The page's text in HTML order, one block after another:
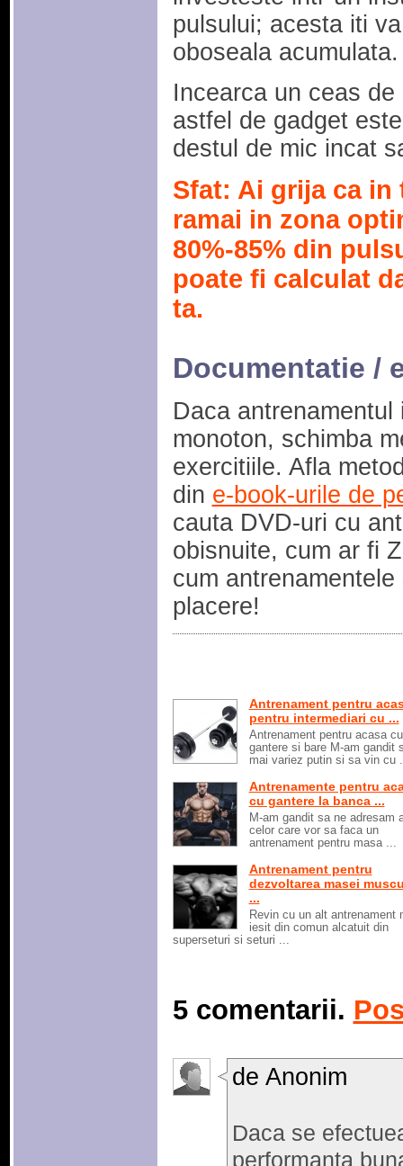
pulsului; acesta iti
oboseala acumulata.
Incearca un ceas
astfel de gadget
destul de mic incat
Sfat: Ai grija ca
ramai in zona
80%-85% din
poate fi calculat
ta.
Documentatie /
Daca
monoton, schimba
exercitiile. Afla
din e-book-urile de
cauta DVD-uri cu
obisnuite, cum ar fi
cum
placere!
Antrenament pentru
pentru intermediari cu ...
Antrenament pentru acasa cu
gantere si bare M-am gandit
mai variez putin si sa vin cu
Antrenamente pentru
cu gantere la banca ...
M-am gandit sa ne adresam
celor care vor sa faca un
antrenament pentru masa ...
Antrenament pentru
dezvoltarea masei
...
Revin cu un alt antrenament
iesit din comun alcatuit din
superseturi si seturi ...
5 comentarii.
de Anonim
Daca se
performanta